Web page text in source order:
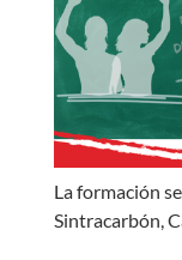
La formación
Sintracarbón,